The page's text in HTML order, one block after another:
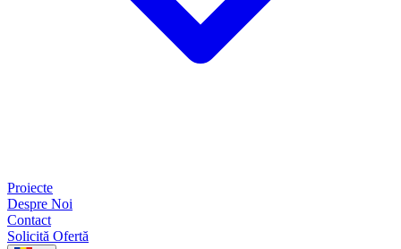
Proiecte
Despre Noi
Contact
Solicită Ofertă